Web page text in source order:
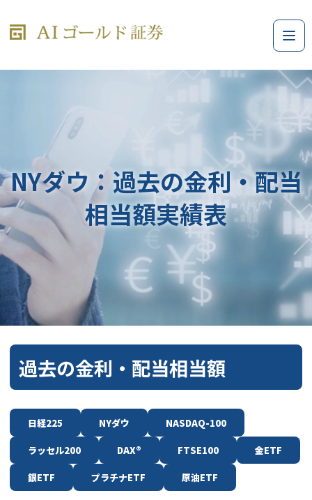
NYダウ：過去の金利・配当
相当額実績表
過去の金利・配当相当額
日経225 NYダウ NASDAQ-100
ラッセル200 DAX® FTSE100 金ETF
銀ETF プラチナETF 原油ETF